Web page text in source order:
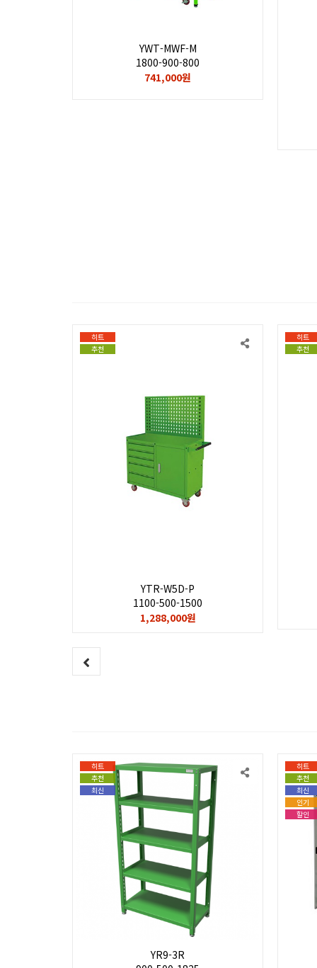
YWT-MWF-M
1800-900-800
741,000원
히트
추천
YTR-W5D-P
1100-500-1500
1,288,000원
히트
추천
히트
추천
최신
YR9-3R
히트
추천
최신
인기
할인